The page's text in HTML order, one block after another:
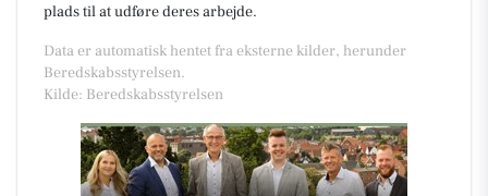
plads til at udføre deres arbejde.
Data er automatisk hentet fra eksterne kilder, herunder
Beredskabsstyrelsen.
Kilde: Beredskabsstyrelsen